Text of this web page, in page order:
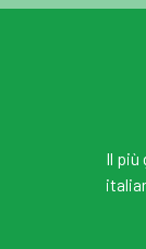
Il più